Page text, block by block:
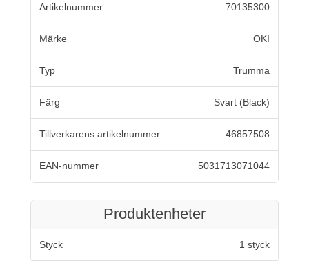
Artikelnummer 70135300
Märke OKI
Typ Trumma
Färg Svart (Black)
Tillverkarens artikelnummer 46857508
EAN-nummer 5031713071044
Produktenheter
Styck 1 styck